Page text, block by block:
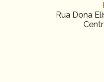
Rua Dona